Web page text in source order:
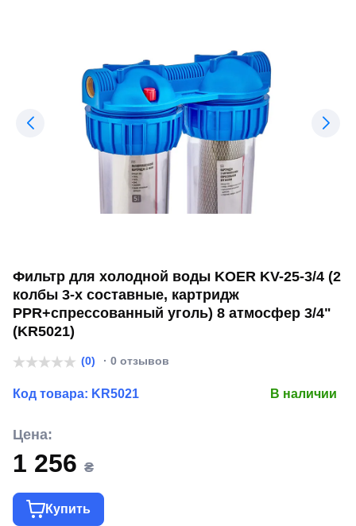
Фильтр для холодной воды KOER KV-25-3/4 (2
колбы 3-х составные, картридж
PPR+спрессованный уголь) 8 атмосфер 3/4"
(KR5021)
(0) · 0 отзывов
Код товара: KR5021 В наличии
Цена:
1 256 ₴
Купить